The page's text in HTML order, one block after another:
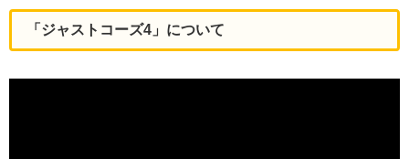
「ジャストコーズ4」について